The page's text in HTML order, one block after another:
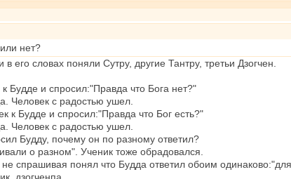
нет?
его словах поняли Сутру, другие Тантру, третьи Дзогчен.
Будде и спросил:"Правда что Бога нет?"
Человек с радостью ушел.
к Будде и спросил:"Правда что Бог есть?"
Человек с радостью ушел.
Будду, почему он по разному ответил?
о разном". Ученик тоже обрадовался.
не спрашивая понял что Будда ответил обоим